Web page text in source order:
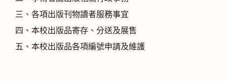
三、各項出版刊物讀者服務事宜
四、本校出版品寄存、分送及展售
五、本校出版品各項編號申請及維護